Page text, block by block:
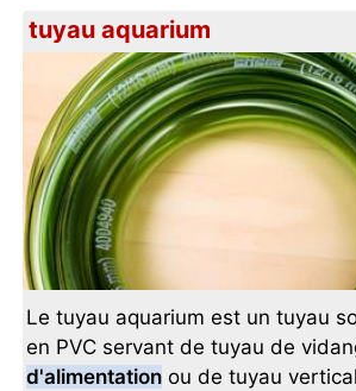
tuyau aquarium
Le tuyau aquarium est un tuyau
en PVC servant de tuyau de
d'alimentation ou de tuyau